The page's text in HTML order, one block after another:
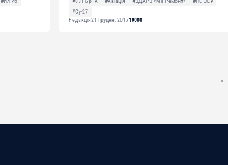
#Су-27
Редакція21 Грудня, 201719:00
«